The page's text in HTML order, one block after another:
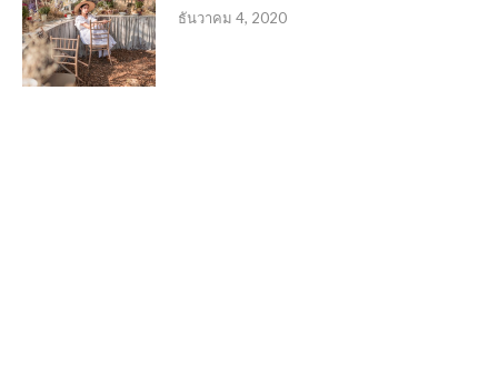
ธันวาคม 4, 2020